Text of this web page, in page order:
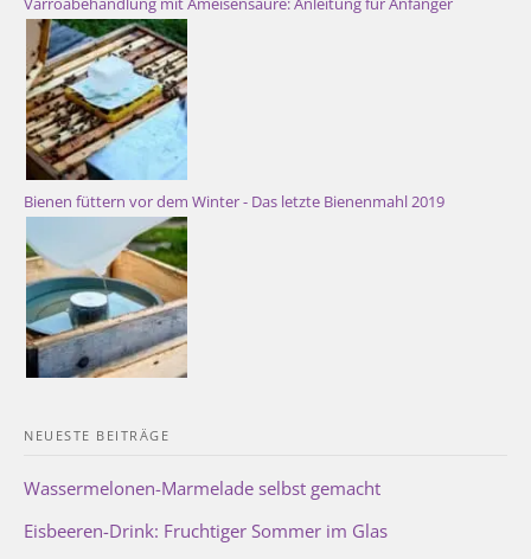
Bienen füttern vor dem Winter - Das letzte Bienenmahl 2019
NEUESTE BEITRÄGE
Wassermelonen-Marmelade selbst gemacht
Eisbeeren-Drink: Fruchtiger Sommer im Glas